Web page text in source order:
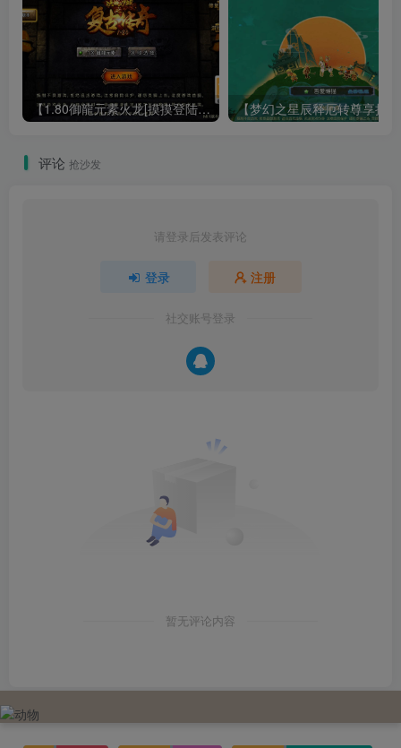
【1.80御龍元素火龙[摸摸登陆器]】战神引擎WIN服务端+GM工具+充值后台+双端+架设教程
评论 抢沙发
请登录后发表评论
登录 注册
社交账号登录
暂无评论内容